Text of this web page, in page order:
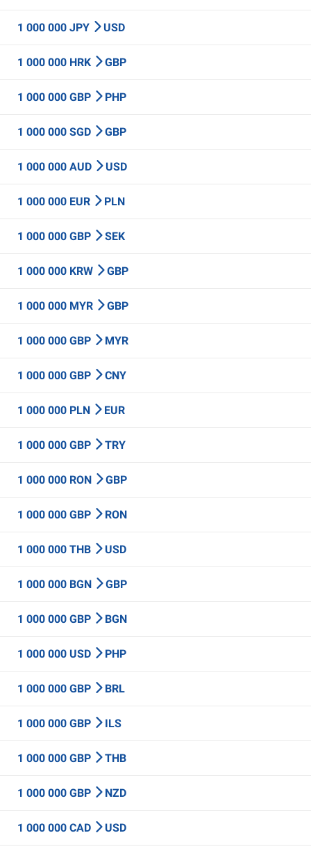
1 000 000 JPY USD
1 000 000 HRK GBP
1 000 000 GBP PHP
1 000 000 SGD GBP
1 000 000 AUD USD
1 000 000 EUR PLN
1 000 000 GBP SEK
1 000 000 KRW GBP
1 000 000 MYR GBP
1 000 000 GBP MYR
1 000 000 GBP CNY
1 000 000 PLN EUR
1 000 000 GBP TRY
1 000 000 RON GBP
1 000 000 GBP RON
1 000 000 THB USD
1 000 000 BGN GBP
1 000 000 GBP BGN
1 000 000 USD PHP
1 000 000 GBP BRL
1 000 000 GBP ILS
1 000 000 GBP THB
1 000 000 GBP NZD
1 000 000 CAD USD